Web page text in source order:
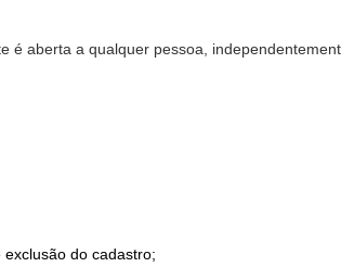
aberta a qualquer pessoa,
do cadastro;